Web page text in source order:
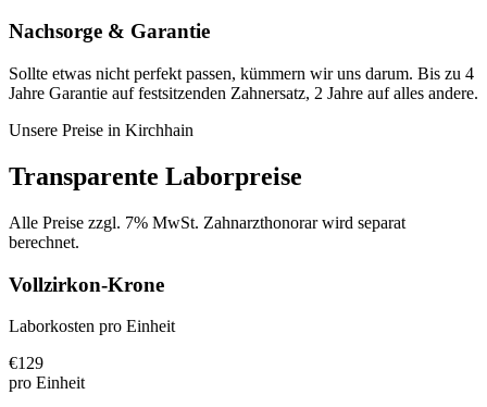
Nachsorge & Garantie
Sollte etwas nicht perfekt passen, kümmern wir uns darum. Bis zu 4
Jahre Garantie auf festsitzenden Zahnersatz, 2 Jahre auf alles andere.
Unsere Preise in Kirchhain
Transparente Laborpreise
Alle Preise zzgl. 7% MwSt. Zahnarzthonorar wird separat
berechnet.
Vollzirkon-Krone
Laborkosten pro Einheit
€129
pro Einheit